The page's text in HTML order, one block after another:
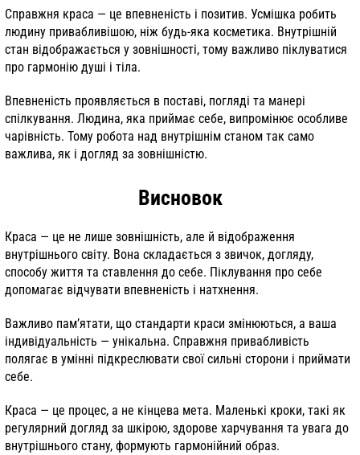
Справжня краса — це впевненість і позитив. Усмішка робить
людину привабливішою, ніж будь-яка косметика. Внутрішній
стан відображається у зовнішності, тому важливо піклуватися
про гармонію душі і тіла.
Впевненість проявляється в поставі, погляді та манері
спілкування. Людина, яка приймає себе, випромінює особливе
чарівність. Тому робота над внутрішнім станом так само
важлива, як і догляд за зовнішністю.
Висновок
Краса — це не лише зовнішність, але й відображення
внутрішнього світу. Вона складається з звичок, догляду,
способу життя та ставлення до себе. Піклування про себе
допомагає відчувати впевненість і натхнення.
Важливо пам’ятати, що стандарти краси змінюються, а ваша
індивідуальність — унікальна. Справжня привабливість
полягає в умінні підкреслювати свої сильні сторони і приймати
себе.
Краса — це процес, а не кінцева мета. Маленькі кроки, такі як
регулярний догляд за шкірою, здорове харчування та увага до
внутрішнього стану, формують гармонійний образ.